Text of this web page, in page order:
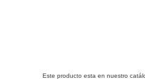
Este producto esta en nuestro